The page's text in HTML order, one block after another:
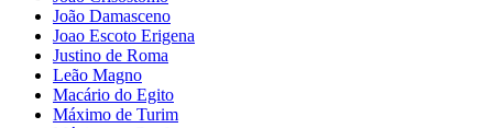
João Damasceno
Joao Escoto Erigena
Justino de Roma
Leão Magno
Macário do Egito
Máximo de Turim